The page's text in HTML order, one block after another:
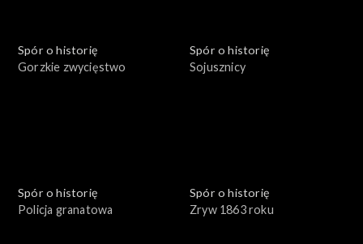
Spór o historię
Gorzkie zwycięstwo
Spór o historię
Sojusznicy
Spór o historię
Policja granatowa
Spór o historię
Zryw 1863 roku